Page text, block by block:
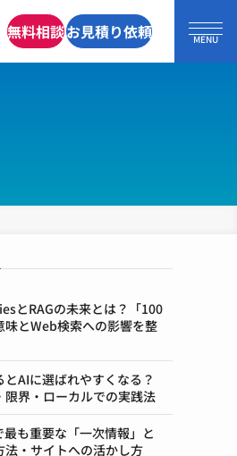
無料相談お見積り依頼
とRAGの未来とは？「100
味とWeb検索への影響を整
AIに選ばれやすくなる？
界・ローカルでの実践法
も重要な「一次情報」と
法・サイトへの活かし方